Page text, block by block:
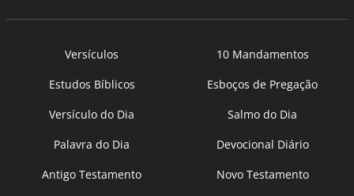
Versículos
10 Mandamentos
Estudos Bíblicos
Esboços de Pregação
Versículo do Dia
Salmo do Dia
Palavra do Dia
Devocional Diário
Antigo Testamento
Novo Testamento